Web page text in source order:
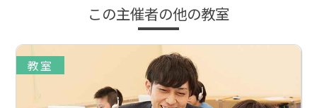
この主催者の他の教室
教室